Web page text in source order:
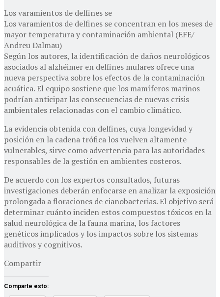
Los varamientos de delfines se
Los varamientos de delfines se concentran en los meses de
mayor temperatura y contaminación ambiental (EFE/
Andreu Dalmau)
Según los autores, la identificación de daños neurológicos
asociados al alzhéimer en delfines mulares ofrece una
nueva perspectiva sobre los efectos de la contaminación
acuática. El equipo sostiene que los mamíferos marinos
podrían anticipar las consecuencias de nuevas crisis
ambientales relacionadas con el cambio climático.
La evidencia obtenida con delfines, cuya longevidad y
posición en la cadena trófica los vuelven altamente
vulnerables, sirve como advertencia para las autoridades
responsables de la gestión en ambientes costeros.
De acuerdo con los expertos consultados, futuras
investigaciones deberán enfocarse en analizar la exposición
prolongada a floraciones de cianobacterias. El objetivo será
determinar cuánto inciden estos compuestos tóxicos en la
salud neurológica de la fauna marina, los factores
genéticos implicados y los impactos sobre los sistemas
auditivos y cognitivos.
Compartir
Comparte esto: